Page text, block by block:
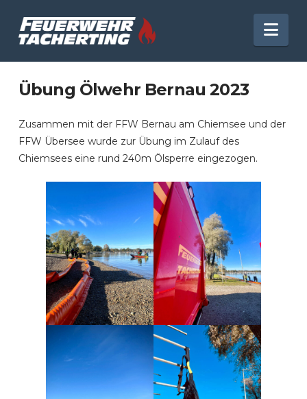
Übung Ölwehr Bernau 2023
Zusammen mit der FFW Bernau am Chiemsee und der
FFW Übersee wurde zur Übung im Zulauf des
Chiemsees eine rund 240m Ölsperre eingezogen.